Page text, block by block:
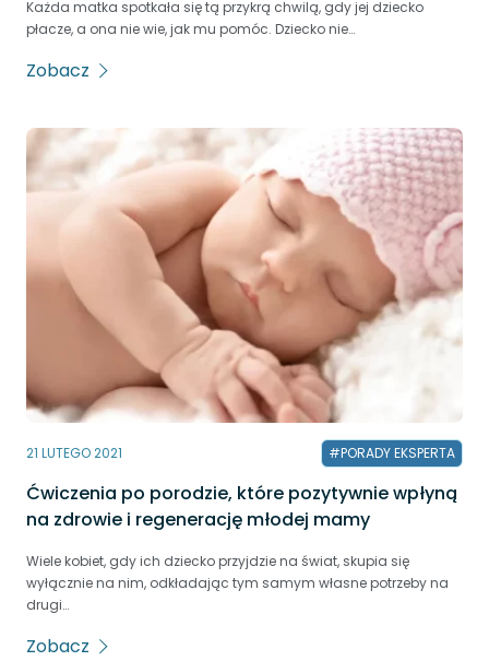
Każda matka spotkała się tą przykrą chwilą, gdy jej dziecko
płacze, a ona nie wie, jak mu pomóc. Dziecko nie…
Zobacz
21 LUTEGO 2021 #PORADY EKSPERTA
Ćwiczenia po porodzie, które pozytywnie wpłyną
na zdrowie i regenerację młodej mamy
Wiele kobiet, gdy ich dziecko przyjdzie na świat, skupia się
wyłącznie na nim, odkładając tym samym własne potrzeby na
drugi…
Zobacz